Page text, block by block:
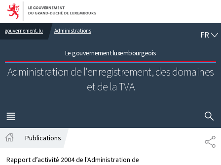
Aller au menu principal
Aller au contenu
gouvernement.lu Administrations
Le gouvernement luxembourgeois
Administration de l'enregistrement,des domaines
et de la TVA
FR
MENU
PRINCIPAL
Publications
Rapport d’activité 2004 de l'Administration de